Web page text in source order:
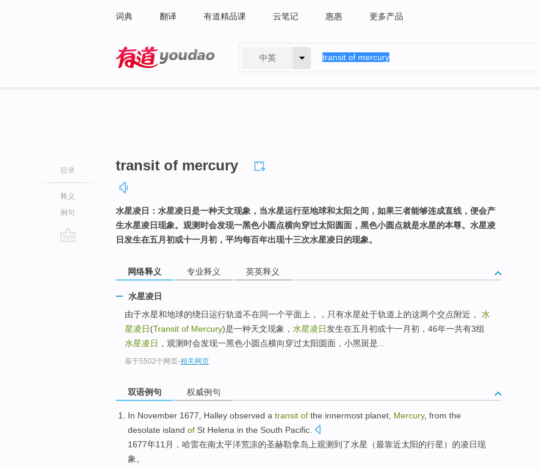
词典 翻译 有道精品课 云笔记 惠惠 更多产品
中英
目录
释义
例句
transit of mercury
水星凌日：水星凌日是一种天文现象，当水星运行至地球和太阳之间，如果三者能够连成直线，便会产
生水星凌日现象。观测时会发现一黑色小圆点横向穿过太阳圆面，黑色小圆点就是水星的本尊。水星凌
日发生在五月初或十一月初，平均每百年出现十三次水星凌日的现象。
网络释义 专业释义 英英释义
水星凌日
由于水星和地球的绕日运行轨道不在同一个平面上，，只有水星处于轨道上的这两个交点附近， 水
星凌日(Transit of Mercury)是一种天文现象， 水星凌日发生在五月初或十一月初，46年一共有3组
水星凌日 ，观测时会发现一黑色小圆点横向穿过太阳圆面，小黑斑是...
基于5502个网页-相关网页
双语例句 权威例句
In November 1677, Halley observed a transit of the innermost planet, Mercury, from the
desolate island of St Helena in the South Pacific.
1677年11月 ， 哈雷在南太平洋荒凉的圣赫勒拿岛上观测到了水星 （最靠近太阳的行星）的凌日现
象。